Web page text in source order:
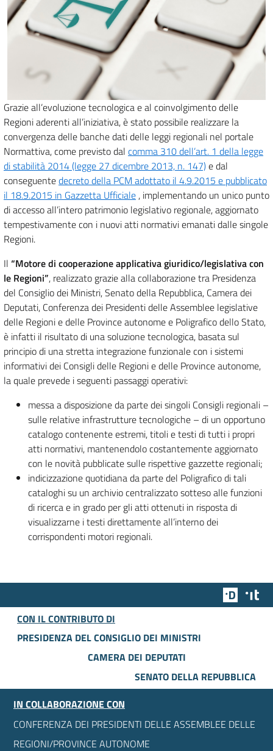
Grazie all’evoluzione tecnologica e al coinvolgimento delle
Regioni aderenti all’iniziativa, è stato possibile realizzare la
convergenza delle banche dati delle leggi regionali nel portale
Normattiva, come previsto dal comma 310 dell’art. 1 della legge
di stabilità 2014 (legge 27 dicembre 2013, n. 147)e dal
conseguentedecreto della PCM adottato il 4.9.2015 e pubblicato
il 18.9.2015 in Gazzetta Ufficiale , implementando un unico punto
di accesso all’intero patrimonio legislativo regionale, aggiornato
tempestivamente con i nuovi atti normativi emanati dalle singole
Regioni.
Il “Motore di cooperazione applicativa giuridico/legislativa con
le Regioni”, realizzato grazie alla collaborazione tra Presidenza
del Consiglio dei Ministri, Senato della Repubblica, Camera dei
Deputati, Conferenza dei Presidenti delle Assemblee legislative
delle Regioni e delle Province autonome e Poligrafico dello Stato,
è infatti il risultato di una soluzione tecnologica, basata sul
principio di una stretta integrazione funzionale con i sistemi
informativi dei Consigli delle Regioni e delle Province autonome,
la quale prevede i seguenti passaggi operativi:
messa a disposizione da parte dei singoli Consigli regionali –
sulle relative infrastrutture tecnologiche – di un opportuno
catalogo contenente estremi, titoli e testi di tutti i propri
atti normativi, mantenendolo costantemente aggiornato
con le novità pubblicate sulle rispettive gazzette regionali;
indicizzazione quotidiana da parte del Poligrafico di tali
cataloghi su un archivio centralizzato sotteso alle funzioni
di ricerca e in grado per gli atti ottenuti in risposta di
visualizzarne i testi direttamente all’interno dei
corrispondenti motori regionali.
Team
CON IL CONTRIBUTO DI
PRESIDENZA DEL CONSIGLIO DEI MINISTRI
CAMERA DEI DEPUTATI
SENATO DELLA REPUBBLICA
IN COLLABORAZIONE CON
CONFERENZA DEI PRESIDENTI DELLE ASSEMBLEE DELLE
REGIONI/PROVINCE AUTONOME